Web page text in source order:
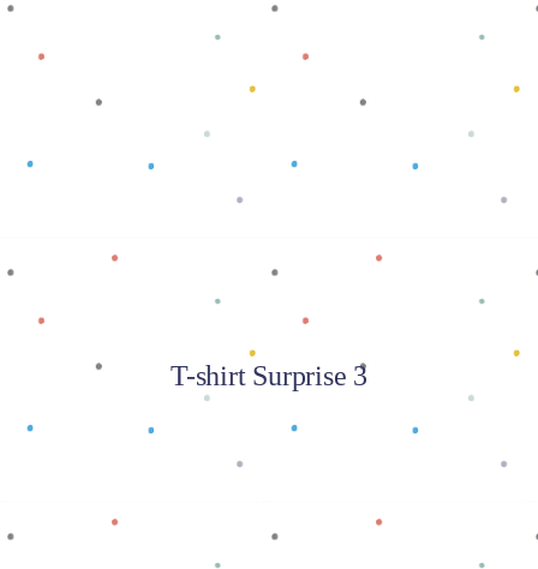
T-shirt Surprise 3